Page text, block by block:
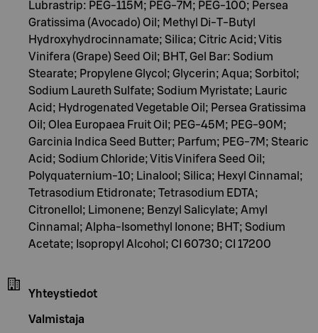
Lubrastrip: PEG-115M; PEG-7M; PEG-100; Persea
Gratissima (Avocado) Oil; Methyl Di-T-Butyl
Hydroxyhydrocinnamate; Silica; Citric Acid; Vitis
Vinifera (Grape) Seed Oil; BHT, Gel Bar: Sodium
Stearate; Propylene Glycol; Glycerin; Aqua; Sorbitol;
Sodium Laureth Sulfate; Sodium Myristate; Lauric
Acid; Hydrogenated Vegetable Oil; Persea Gratissima
Oil; Olea Europaea Fruit Oil; PEG-45M; PEG-90M;
Garcinia Indica Seed Butter; Parfum; PEG-7M; Stearic
Acid; Sodium Chloride; Vitis Vinifera Seed Oil;
Polyquaternium-10; Linalool; Silica; Hexyl Cinnamal;
Tetrasodium Etidronate; Tetrasodium EDTA;
Citronellol; Limonene; Benzyl Salicylate; Amyl
Cinnamal; Alpha-Isomethyl Ionone; BHT; Sodium
Acetate; Isopropyl Alcohol; CI 60730; CI 17200
Yhteystiedot
Valmistaja